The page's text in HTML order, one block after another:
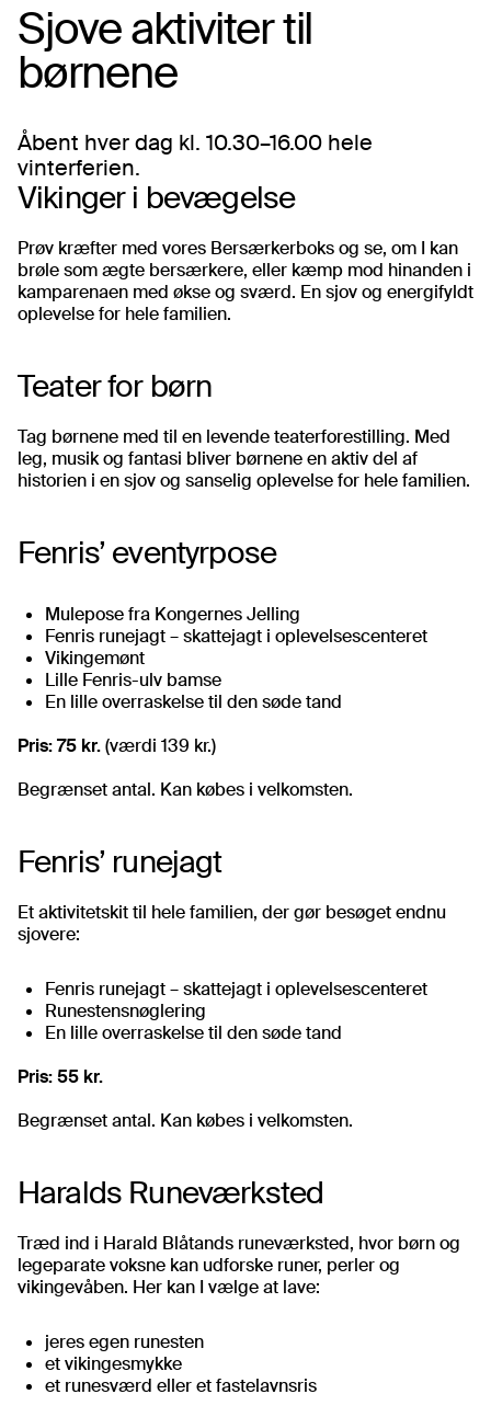
Sjove aktiviter til
børnene
Åbent hver dag kl. 10.30–16.00 hele
vinterferien.
Vikinger i bevægelse
Prøv kræfter med vores Bersærkerboks og se, om I kan
brøle som ægte bersærkere, eller kæmp mod hinanden i
kamparenaen med økse og sværd. En sjov og energifyldt
oplevelse for hele familien.
Teater for børn
Tag børnene med til en levende teaterforestilling. Med
leg, musik og fantasi bliver børnene en aktiv del af
historien i en sjov og sanselig oplevelse for hele familien.
Fenris’ eventyrpose
Mulepose fra Kongernes Jelling
Fenris runejagt – skattejagt i oplevelsescenteret
Vikingemønt
Lille Fenris-ulv bamse
En lille overraskelse til den søde tand
Pris: 75 kr.(værdi 139 kr.)
Begrænset antal. Kan købes i velkomsten.
Fenris’ runejagt
Et aktivitetskit til hele familien, der gør besøget endnu
sjovere:
Fenris runejagt – skattejagt i oplevelsescenteret
Runestensnøglering
En lille overraskelse til den søde tand
Pris: 55 kr.
Begrænset antal. Kan købes i velkomsten.
Haralds Runeværksted
Træd ind i Harald Blåtands rune­værksted, hvor børn og
legeparate voksne kan udforske runer, perler og
vikingevåben. Her kan I vælge at lave:
jeres egen runesten
et vikingesmykke
et runesværd eller et fastelavnsris